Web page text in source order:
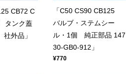
CB72 C
タンク蓋
外品」
「C50 CS90 CB125
バルブ・ステムシー
ル・1個 純正部品 147
30-GB0-912」
¥770